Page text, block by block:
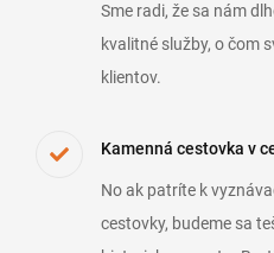
Sme radi, že sa nám
kvalitné služby, o čom
klientov.
Kamenná cestovka v
No ak patríte k
cestovky, budeme sa